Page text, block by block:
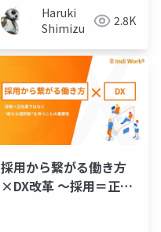
Haruki
Shimizu
2.8K
採用から繋がる働き方
×DX改革 〜採用＝正社